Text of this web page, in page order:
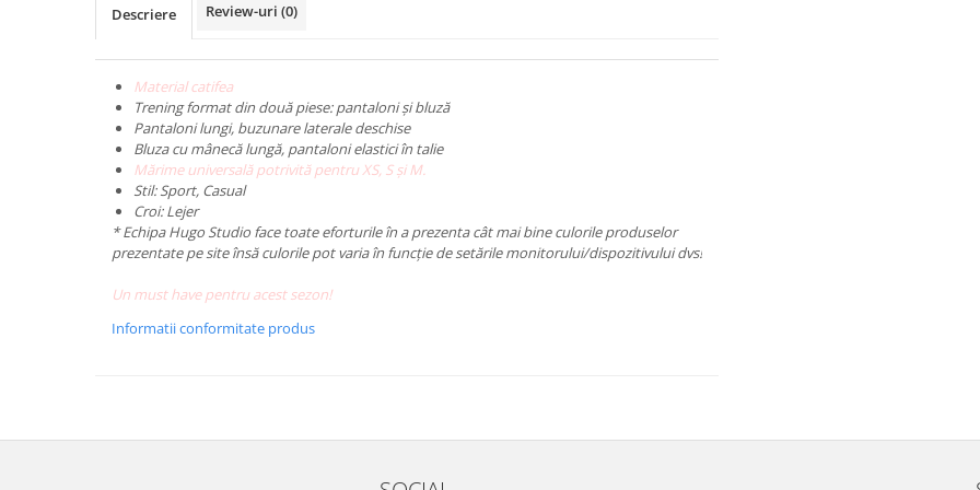
Descriere Review-uri (0)
Material catifea
Trening format din două piese: pantaloni și bluză
Pantaloni lungi, buzunare laterale deschise
Bluza cu mânecă lungă, pantaloni elastici în talie
Mărime universală potrivită pentru XS, S și M.
Stil: Sport, Casual
Croi: Lejer
* Echipa Hugo Studio face toate eforturile în a prezenta cât mai bine culorile produselor
prezentate pe site însă culorile pot varia în funcție de setările monitorului/dispozitivului dvs!
Un must have pentru acest sezon!
Informatii conformitate produs